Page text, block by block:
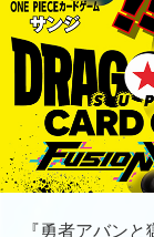
『勇者アバン